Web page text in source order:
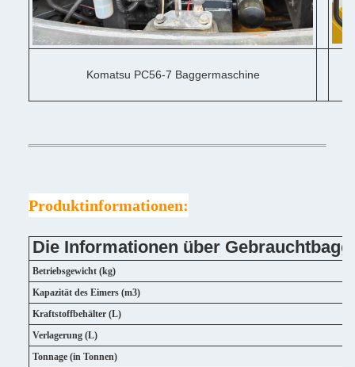
Komatsu PC56-7 Baggermaschine
Produktinformationen:
Die Informationen über
Betriebsgewicht (kg)
Kapazität des Eimers (m3)
Kraftstoffbehälter (L)
Verlagerung (L)
Tonnage (in Tonnen)